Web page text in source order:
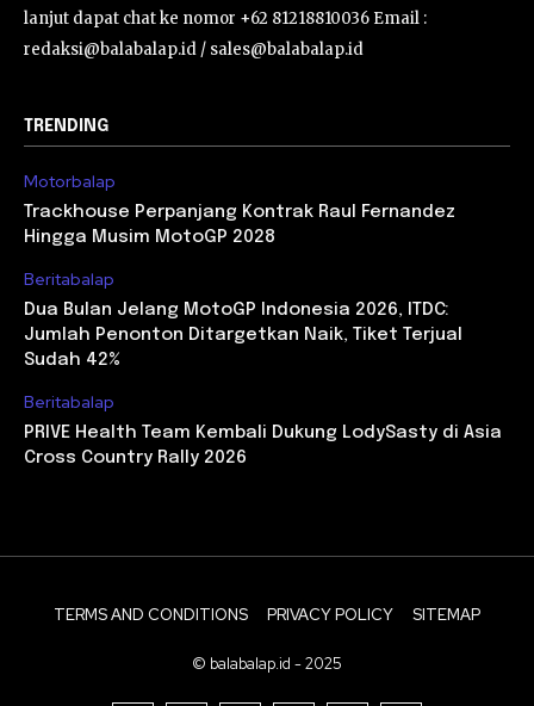
lanjut dapat chat ke nomor +62 81218810036 Email :
redaksi@balabalap.id / sales@balabalap.id
TRENDING
Motorbalap
Trackhouse Perpanjang Kontrak Raul Fernandez
Hingga Musim MotoGP 2028
Beritabalap
Dua Bulan Jelang MotoGP Indonesia 2026, ITDC:
Jumlah Penonton Ditargetkan Naik, Tiket Terjual
Sudah 42%
Beritabalap
PRIVE Health Team Kembali Dukung LodySasty di Asia
Cross Country Rally 2026
TERMS AND CONDITIONS PRIVACY POLICY SITEMAP
© balabalap.id - 2025